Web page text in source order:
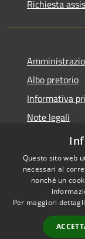
Richiesta
Albo pretorio
Informativa
Note legali
Accessibilità
Questo sito web
necessari al
nonché un
Per maggiori